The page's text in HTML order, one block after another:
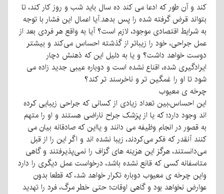
کند و آن طور که ادعا می کند ده سال باید شب و روز کار کند، تا
بتواند قرض گرفته شده را پس بدهد.آیا اعمال این فشار با توجه
به شرایط اقتصادی موجود، لازم است؟ آیا به واقع هر فردی بعد از
عمل جراحی، خود را زیباتر از گذشته احساس می‌کند و بیشتر
دوست خواهد داشت؟ و یا به دلیل این که ذهنش دچار
ایرادگیری شده، اقناع نشده است و دوباره عیبی جدید زاده می
شود تا او را غمگین تر و ناخرسند تر کند؟
چرخه ی معیوب
این احساس،بین تعداد زیادی از کسانی که جراحی زیبایی کرده
اند وجود دارد؛ که یا از پزشک جراح ناراضی هستند و او را متهم
به قصور در انجام وظیفه می دانند و یااین که صادقانه بیان می
کنند آنقدر که فکر می‌کردند، زیبا نشده اند و اگر این را از قبل
می‌دانستند، هرگز این هزینه های گزاف را نمی‌پذیرفتند و گاهی
متاسفانه کسی که قانع نشده باشد، درخواست عمل دیگری را دارد
واین چرخه ی معیوب دوباره تکرار خواهد شد، که قطعا بدون
عوارض نخواهد بود و گاهی اوقات؛ حتی خطر مرگ، فرد را تهدید